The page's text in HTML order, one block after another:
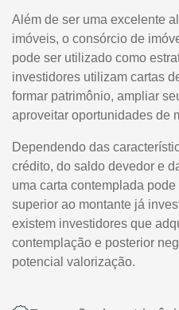
Além de ser uma excelente
imóveis, o consórcio de
pode ser utilizado como
investidores utilizam cartas
formar patrimônio, ampliar
aproveitar oportunidades de
Dependendo das
crédito, do saldo devedor e
uma carta contemplada
superior ao montante já
existem investidores que
contemplação e posterior
potencial valorização.